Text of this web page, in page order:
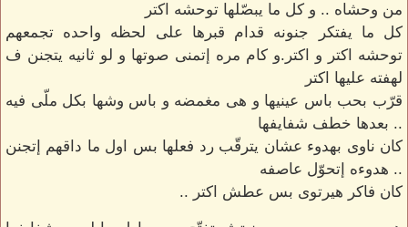
من وحشاه .. و كل ما يبصّلها توحشه اكتر
كل ما يفتكر جنونه قدام قبرها على لحظه واحده تجمعهم
توحشه اكتر و اكتر.و كام مره إتمنى صوتها و لو ثانيه يتجنن ف
لهفته عليها اكتر
قرّب بحب باس عينيها و هى مغمضه و باس وشها بكل ملّى فيه
.. بعدها خطف شفايفها
كان ناوى بهدوء عشان يترقّب رد فعلها بس اول ما داقهم إتجنن
.. هدوءه إتحوّل عاصفه
كان فاكر هيرتوى بس عطش اكتر ..